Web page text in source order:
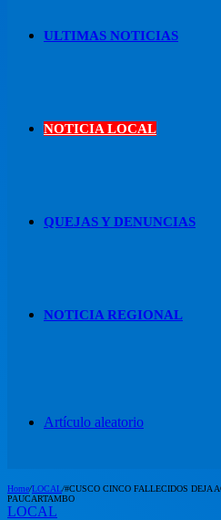
ULTIMAS NOTICIAS
NOTICIA LOCAL
QUEJAS Y DENUNCIAS
NOTICIA REGIONAL
Artículo aleatorio
Home/LOCAL/#CUSCO CINCO FALLECIDOS DEJA
PAUCARTAMBO
LOCAL